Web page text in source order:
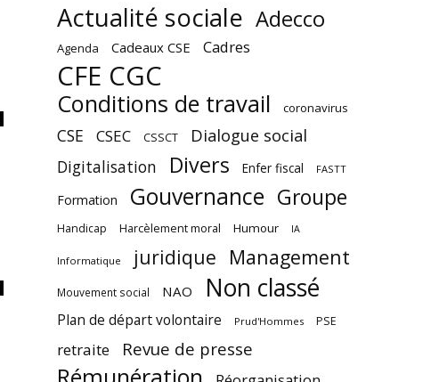
Actualité sociale Adecco
Agenda Cadeaux CSE Cadres
CFE CGC
Conditions de travail coronavirus
CSE CSEC CSSCT
Dialogue social
Digitalisation
Divers Enfer fiscal FASTT
Formation Gouvernance Groupe
Handicap Harcèlement moral Humour IA
Informatique juridique Management
Mouvement social NAO Non classé
Plan de départ volontaire Prud'Hommes PSE
retraite Revue de presse